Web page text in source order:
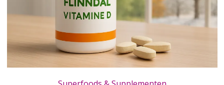
Vitamine D van Flinndal voor elke dag: sterk in elk seizoen